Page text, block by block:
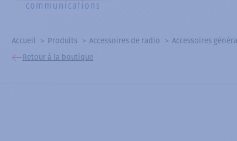
Accueil Produits Accessoires de radio Accessoires
Retour à la boutique